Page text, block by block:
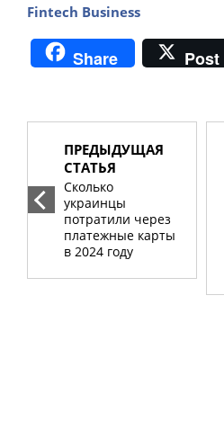
Fintech Business
Share Post
ПРЕДЫДУЩАЯ
СТАТЬЯ
Сколько
украинцы
потратили через
платежные карты
в 2024 году